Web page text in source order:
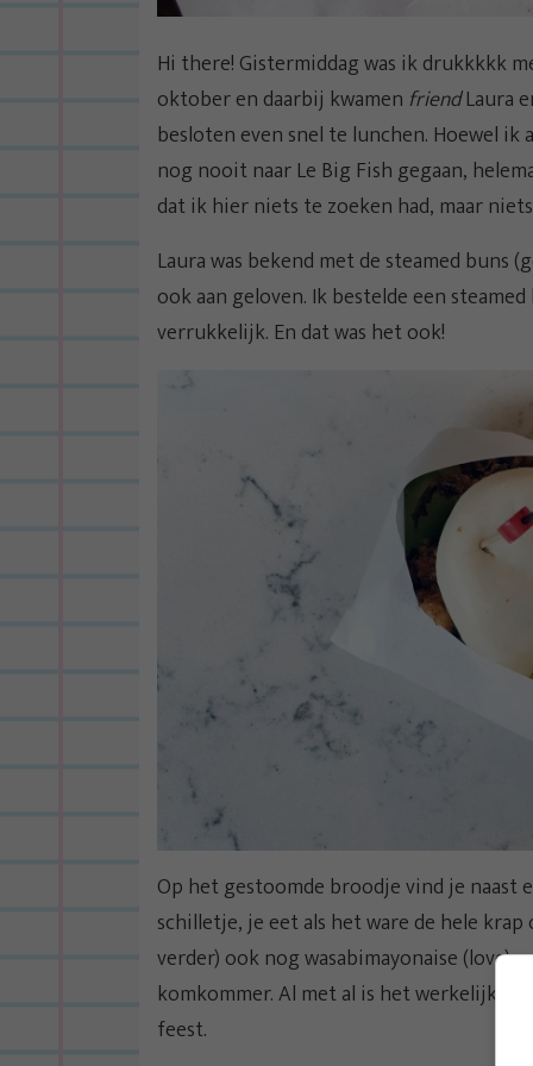
Hi there! Gistermiddag was ik drukkkkk
oktober en daarbij kwamen friendLaura
besloten even snel te lunchen. Hoewel ik
nog nooit naar Le Big Fish gegaan,
dat ik hier niets te zoeken had, maar
Laura was bekend met de steamed buns
ook aan geloven. Ik bestelde een
verrukkelijk. En dat was het ook!
Op het gestoomde broodje vind je naast
schilletje, je eet als het ware de hele
verder) ook nog wasabimayonaise (love),
komkommer. Al met al is het werkelijk
feest.